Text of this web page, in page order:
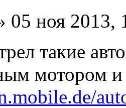
05 ноя 2013,
такие
мотором и